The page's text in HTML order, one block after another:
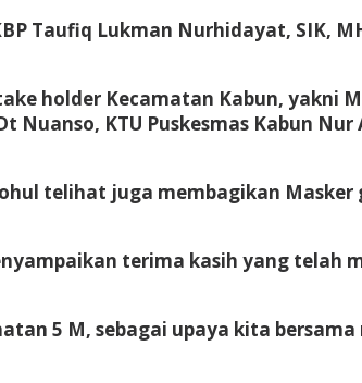
Taufiq Lukman Nurhidayat, SIK,
holder Kecamatan Kabun, yakni
KTU Puskesmas Kabun Nur
telihat juga membagikan
terima kasih yang telah
5 M, sebagai upaya kita bersama